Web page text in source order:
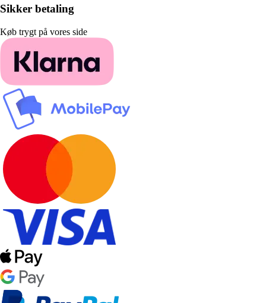
Sikker betaling
Køb trygt på vores side